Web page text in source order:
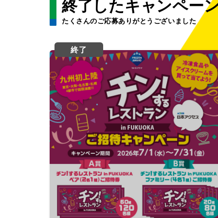
終了したキャンペー
たくさんのご応募ありがとうございました
終了